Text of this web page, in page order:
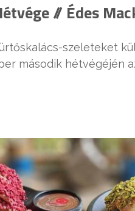
// Édes
szeleteket
második hétvégéjén